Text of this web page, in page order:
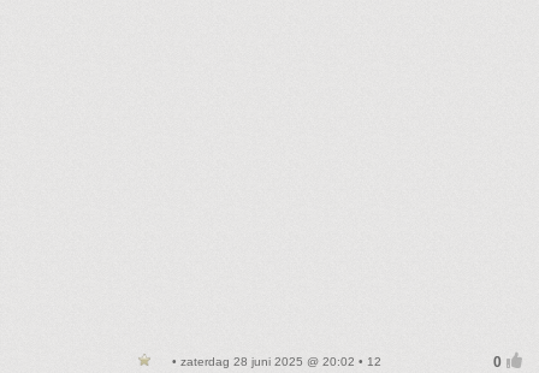
• zaterdag 28 juni 2025 @ 20:02 • 12